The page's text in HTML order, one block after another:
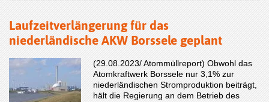
Laufzeitverlängerung für das
niederländische AKW Borssele geplant
(29.08.2023/ Atommüllreport) Obwohl das
Atomkraftwerk Borssele nur 3,1% zur
niederländischen Stromproduktion beiträgt,
hält die Regierung an dem Betrieb des